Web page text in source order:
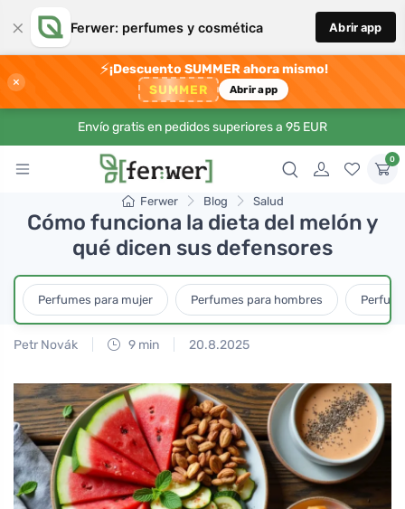
× Ferwer: perfumes y cosmética Abrir app
×
⚡¡Descuento SUMMER ahora mismo!
SUMMER Abrir app
Envío gratis en pedidos superiores a 95 EUR
0
Ferwer Blog Salud
Cómo funciona la dieta del melón y
qué dicen sus defensores
Perfumes para mujer Perfumes para hombres
Petr Novák 9 min 20.8.2025